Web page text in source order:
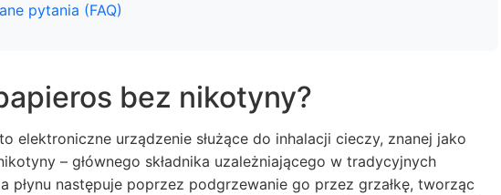
pytania (FAQ)
bez nikotyny?
elektroniczne urządzenie służące do inhalacji cieczy, znanej jako
– głównego składnika uzależniającego w tradycyjnych
płynu następuje poprzez podgrzewanie go przez grzałkę, tworząc